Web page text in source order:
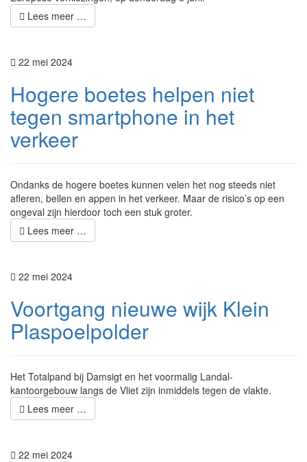
Lees meer …
22 mei 2024
Hogere boetes helpen niet
tegen smartphone in het
verkeer
Ondanks de hogere boetes kunnen velen het nog steeds niet
afleren, bellen en appen in het verkeer. Maar de risico’s op een
ongeval zijn hierdoor toch een stuk groter.
Lees meer …
22 mei 2024
Voortgang nieuwe wijk Klein
Plaspoelpolder
Het Totalpand bij Damsigt en het voormalig Landal-
kantoorgebouw langs de Vliet zijn inmiddels tegen de vlakte.
Lees meer …
22 mei 2024